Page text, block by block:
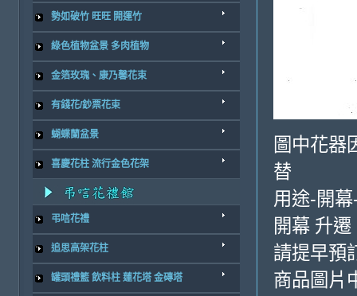
勢如破竹 旺旺 開運竹
綠色植物盆景 多肉植物
金箔玫瑰、康乃馨花束
有錢花/鈔票花束
蝴蝶蘭盆景
喜慶花柱 流行金色花架
弔唁花禮
追思高架花柱
罐頭禮籃 飲料柱 蓮花塔 金磚塔
圖中花器
替
用途-開
開幕 升
請提早預
商品圖片